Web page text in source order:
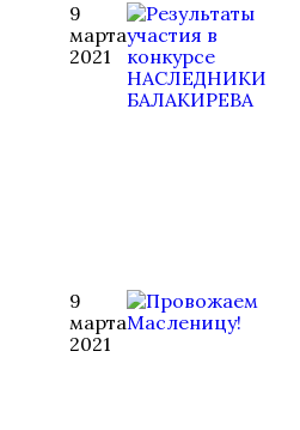
9
марта
2021
9
марта
2021